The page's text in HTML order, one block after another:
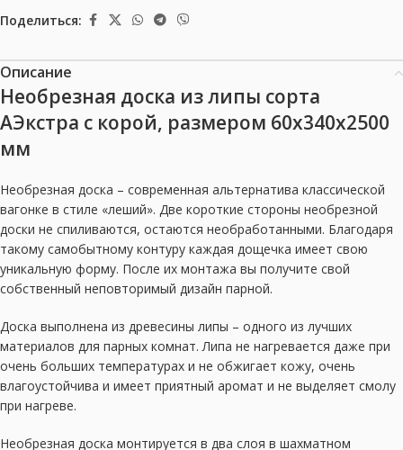
Поделиться:
Описание
Необрезная доска из липы сорта
АЭкстра с корой, размером 60x340x2500
мм
Необрезная доска – современная альтернатива классической
вагонке в стиле «леший». Две короткие стороны необрезной
доски не спиливаются, остаются необработанными. Благодаря
такому самобытному контуру каждая дощечка имеет свою
уникальную форму. После их монтажа вы получите свой
собственный неповторимый дизайн парной.
Доска выполнена из древесины липы – одного из лучших
материалов для парных комнат. Липа не нагревается даже при
очень больших температурах и не обжигает кожу, очень
влагоустойчива и имеет приятный аромат и не выделяет смолу
при нагреве.
Необрезная доска монтируется в два слоя в шахматном